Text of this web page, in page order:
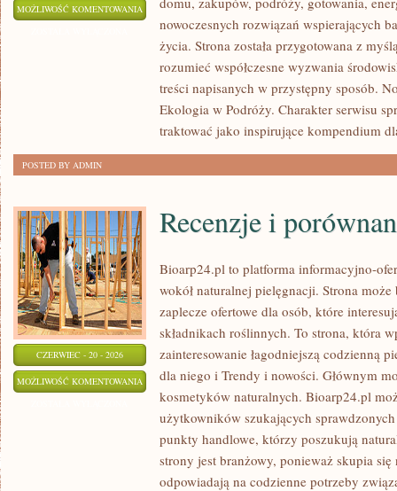
MOŻLIWOŚĆ KOMENTOWANIA ŚWIADOME
ZAKUPY
nowoczesnych rozwiązań wspierających
życia. Strona została przygotowana z
rozumieć współczesne wyzwania
treści napisanych w przystępny sposób.
Ekologia w Podróży. Charakter serwisu
traktować jako inspirujące kompendium
POSTED BY ADMIN
CZERWIEC - 20 - 2026
MOŻLIWOŚĆ KOMENTOWANIA RECENZJE
PORÓWNANIA
Recenzje i
Bioarp24.pl to platforma informacyjno-
wokół naturalnej pielęgnacji. Strona
zaplecze ofertowe dla osób, które
składnikach roślinnych. To strona, która
zainteresowanie łagodniejszą codzienną
dla niego i Trendy i nowości. Głównym
kosmetyków naturalnych. Bioarp24.pl
użytkowników szukających
punkty handlowe, którzy poszukują
strony jest branżowy, ponieważ skupia
odpowiadają na codzienne potrzeby